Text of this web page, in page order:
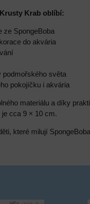
Krab oblíbí:
ze SpongeBoba
do akvária
podmořského světa
pokojíčku i akvária
materiálu a díky
cca 9 × 10 cm.
které milují